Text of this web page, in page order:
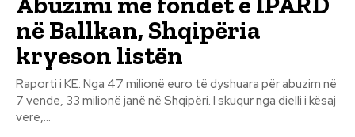
në Ballkan, Shqipëria
kryeson listën
Raporti i KE: Nga 47 milionë euro të dyshuara për abuzim në
7 vende, 33 milionë janë në Shqipëri. I skuqur nga dielli i kësaj
vere,...